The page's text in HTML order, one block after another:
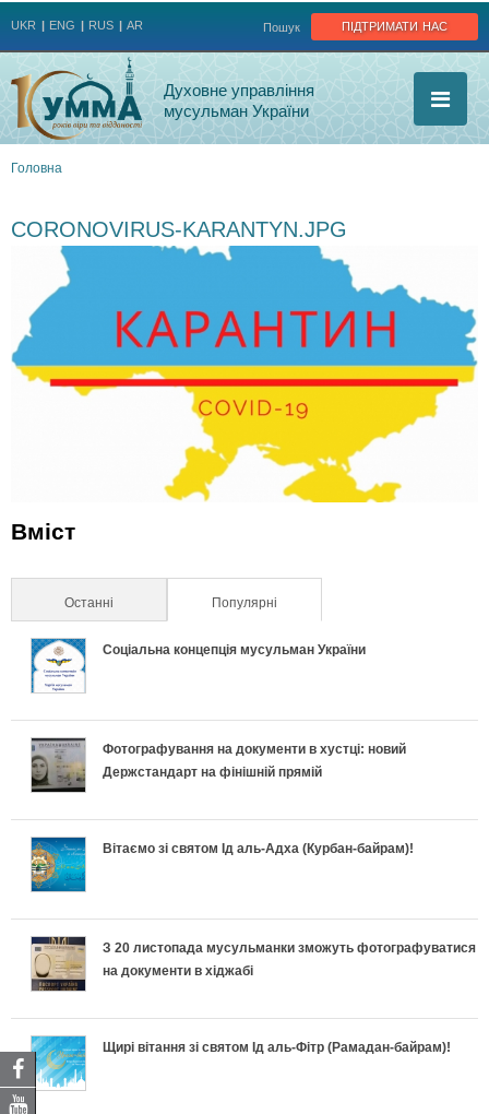
підтримати нас
Пошук
UKR ENG RUS AR
Духовне управління
мусульман України
Головна
CORONOVIRUS-KARANTYN.JPG
Вміст
Останні Популярні
Соціальна концепція мусульман України
Фотографування на документи в хустці: новий
Держстандарт на фінішній прямій
Вітаємо зі святом Ід аль-Адха (Курбан-байрам)!
З 20 листопада мусульманки зможуть фотографуватися
на документи в хіджабі
Щирі вітання зі святом Ід аль-Фітр (Рамадан-байрам)!